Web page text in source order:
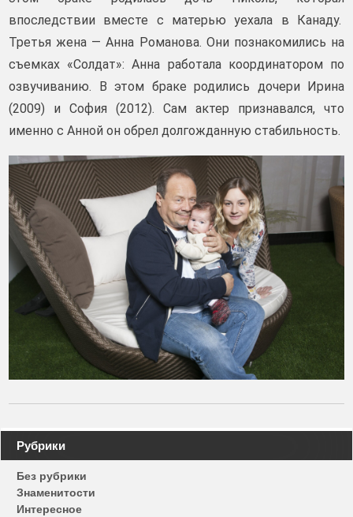
впоследствии вместе с матерью уехала в Канаду.
Третья жена — Анна Романова. Они познакомились на
съемках «Солдат»: Анна работала координатором по
озвучиванию. В этом браке родились дочери Ирина
(2009) и София (2012). Сам актер признавался, что
именно с Анной он обрел долгожданную стабильность.
Навигация
по
записям
Рубрики
Без рубрики
Знаменитости
Интересное